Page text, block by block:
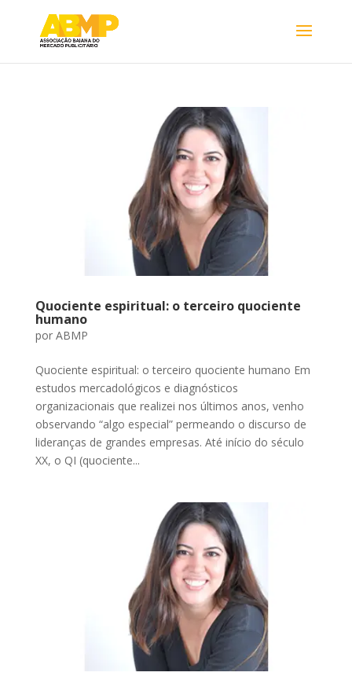
Quociente espiritual: o terceiro quociente
humano
por ABMP
Quociente espiritual: o terceiro quociente humano Em
estudos mercadológicos e diagnósticos
organizacionais que realizei nos últimos anos, venho
observando “algo especial” permeando o discurso de
lideranças de grandes empresas. Até início do século
XX, o QI (quociente...